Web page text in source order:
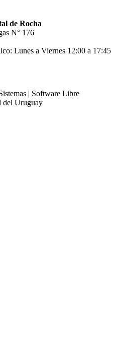
de Rocha
N° 176
Lunes a Viernes 12:00 a 17:45
| Software Libre
del Uruguay